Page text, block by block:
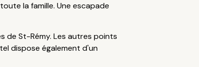
la famille. Une escapade
de St-Rémy. Les autres points
dispose également d'un